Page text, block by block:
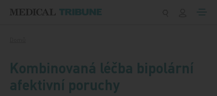
Kombinovaná léčba bipolární
afektivní poruchy